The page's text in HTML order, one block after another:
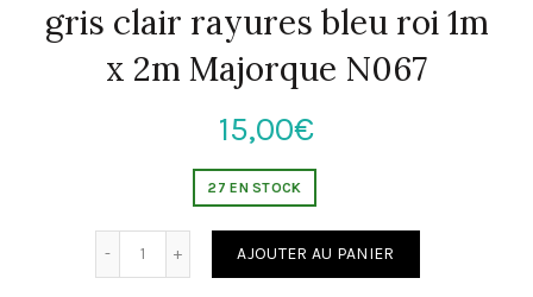
gris clair rayures bleu roi 1m
x 2m Majorque N067
15,00€
27 EN STOCK
Quantité
AJOUTER AU PANIER